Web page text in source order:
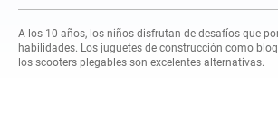
A los 10 años, los niños disfrutan de desafíos que
habilidades. Los juguetes de construcción como
los scooters plegables son excelentes alternativas.